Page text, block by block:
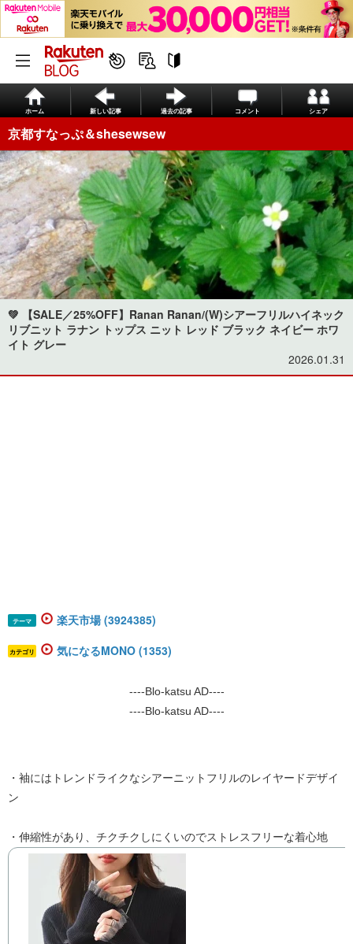
ホーム 新しい記事 過去の記事 コメント シェア
京都すなっぷ＆shesewsew
💚 【SALE／25%OFF】Ranan Ranan/(W)シアーフリルハイネック
リブニット ラナン トップス ニット レッド ブラック ネイビー ホワ
イト グレー
2026.01.31
テーマ 楽天市場 (3924385)
カテゴリ 気になるMONO (1353)
----Blo-katsu AD----
----Blo-katsu AD----
・袖にはトレンドライクなシアーニットフリルのレイヤードデザイ
ン
・伸縮性があり、チクチクしにくいのでストレスフリーな着心地